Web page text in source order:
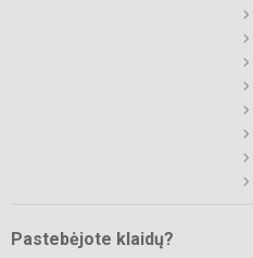
Pastebėjote klaidų?